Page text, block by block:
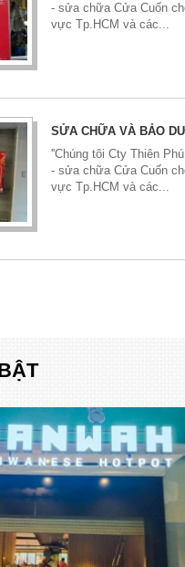
- sửa chữa Cửa Cuốn
vực Tp.HCM và các...
SỬA CHỮA VÀ BẢO
''Chúng tôi Cty Thiên
- sửa chữa Cửa Cuốn
vực Tp.HCM và các...